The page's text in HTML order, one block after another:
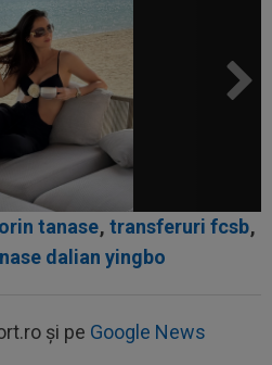
tanase, transferuri fcsb,
dalian yingbo
și pe Google News